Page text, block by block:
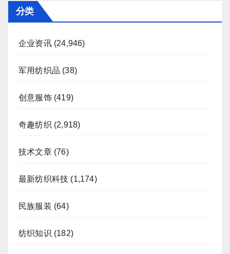
分类
企业资讯(24,946)
军用纺织品 (38)
创意服饰(419)
奇趣纺织 (2,918)
技术文章(76)
最新纺织科技 (1,174)
民族服装 (64)
纺织知识 (182)